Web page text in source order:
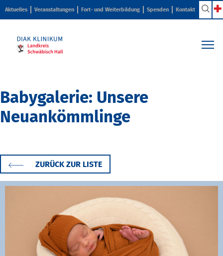
Aktuelles Veranstaltungen Fort- und Weiterbildung Spenden Kontakt
Pflege & Beratung
Ihr Aufenthalt
Babygalerie: Unsere
Neuankömmlinge
ZURÜCK ZUR LISTE